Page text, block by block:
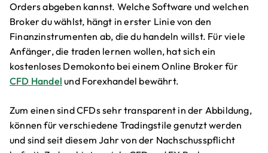
Orders abgeben kannst. Welche Software und welchen
Broker du wählst, hängt in erster Linie von den
Finanzinstrumenten ab, die du handeln willst. Für viele
Anfänger, die traden lernen wollen, hat sich ein
kostenloses Demokonto bei einem Online Broker für
CFD Handel und Forexhandel bewährt.
Zum einen sind CFDs sehr transparent in der Abbildung,
können für verschiedene Tradingstile genutzt werden
und sind seit diesem Jahr von der Nachschusspflicht